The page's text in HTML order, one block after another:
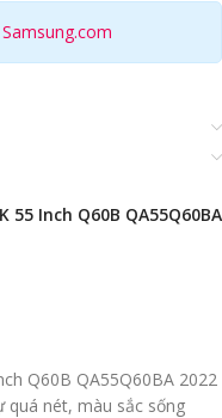
Samsung.com
Inch Q60B QA55Q60BA
Q60B QA55Q60BA 2022
quá nét, màu sắc sống